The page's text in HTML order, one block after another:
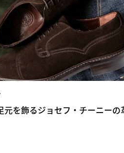
元を飾るジョセフ・チーニーの